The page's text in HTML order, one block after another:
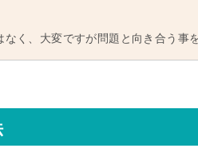
く、大変ですが問題と向き合う事